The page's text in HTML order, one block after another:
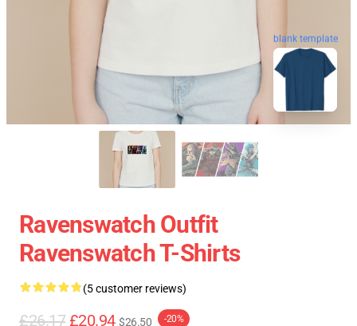
blank template
Ravenswatch Outfit
Ravenswatch T-Shirts
(5 customer reviews)
£26.17 £20.94 $26.50 -20%